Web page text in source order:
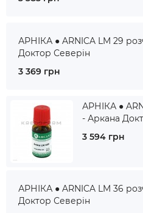
АРНІКА ● ARNICA LM 29
Доктор Северін
3 369 грн
АРНІКА ●
- Аркана
3 594 грн
АРНІКА ● ARNICA LM 36
Доктор Северін